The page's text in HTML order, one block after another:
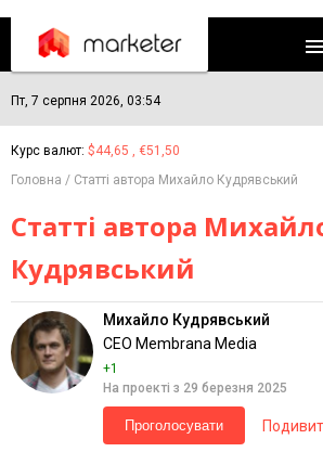
Пт, 7 серпня 2026, 03:54
Курс валют: $44,65 , €51,50
Головна
Статті автора Михайло Кудрявський
Статті автора
Кудрявський
Михайло Кудрявський
CEO Membrana Media
+1
На проекті з 29 березня 2025
Проголосувати